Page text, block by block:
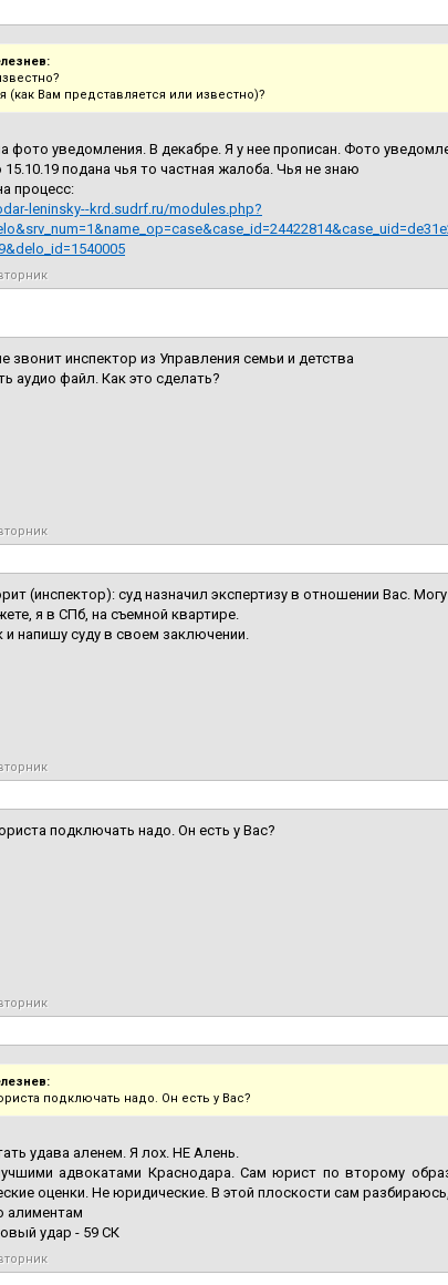
(как Вам представляется или известно)?
фото уведомления. В декабре. Я у нее прописан. Фото
15.10.19 подана чья то частная жалоба. Чья не знаю
процесс:
leninsky--krd.sudrf.ru/modules.php?
звонит инспектор из Управления семьи и детства
аудио файл. Как это сделать?
(инспектор): суд назначил экспертизу в отношении Вас.
я в СПб, на съемной квартире.
и напишу суду в своем заключении.
подключать надо. Он есть у Вас?
подключать надо. Он есть у Вас?
удава аленем. Я лох. НЕ Алень.
адвокатами Краснодара. Сам юрист по второму
оценки. Не юридические. В этой плоскости сам
алиментам
удар - 59 СК